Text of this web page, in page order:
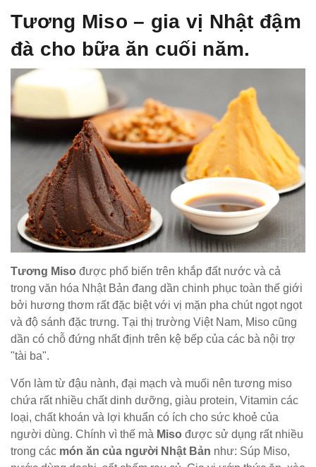
Tương Miso – gia vị Nhật đậm
đà cho bữa ăn cuối năm.
Tương Miso được phổ biến trên khắp đất nước và cả
trong văn hóa Nhật Bản đang dần chinh phục toàn thế giới
bởi hương thơm rất đặc biệt với vị mặn pha chút ngọt ngọt
và độ sánh đặc trưng. Tại thị trường Việt Nam, Miso cũng
dần có chỗ đứng nhất định trên kệ bếp của các bà nội trợ
"tài ba".
Vốn làm từ đậu nành, đại mạch và muối nên tương miso
chứa rất nhiều chất dinh dưỡng, giàu protein, Vitamin các
loại, chất khoán và lợi khuẩn có ích cho sức khoẻ của
người dùng. Chính vì thế mà Miso được sử dụng rất nhiều
trong các món ăn của người Nhật Bản như: Súp Miso,